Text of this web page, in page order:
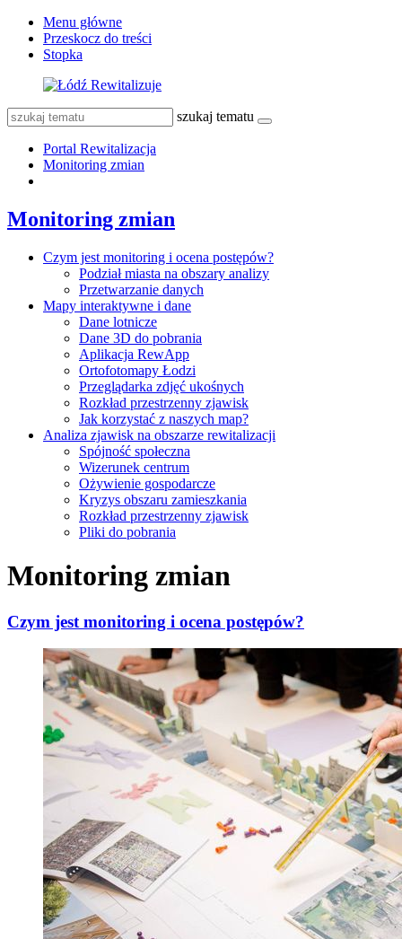
Menu główne
Przeskocz do treści
Stopka
szukaj tematu
Portal Rewitalizacja
Monitoring zmian
Monitoring zmian
Czym jest monitoring i ocena postępów?
Podział miasta na obszary analizy
Przetwarzanie danych
Mapy interaktywne i dane
Dane lotnicze
Dane 3D do pobrania
Aplikacja RewApp
Ortofotomapy Łodzi
Przeglądarka zdjęć ukośnych
Rozkład przestrzenny zjawisk
Jak korzystać z naszych map?
Analiza zjawisk na obszarze rewitalizacji
Spójność społeczna
Wizerunek centrum
Ożywienie gospodarcze
Kryzys obszaru zamieszkania
Rozkład przestrzenny zjawisk
Pliki do pobrania
Monitoring zmian
Czym jest monitoring i ocena postępów?